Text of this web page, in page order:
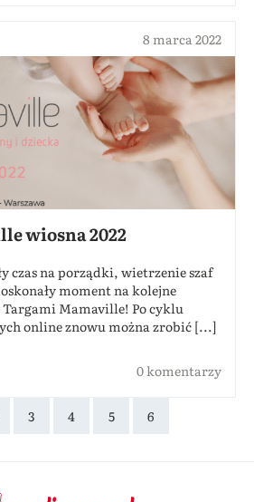
8 marca 2022
wiosna 2022
czas na porządki, wietrzenie szaf
moment na kolejne
Mamaville! Po cyklu
online znowu można zrobić [...]
0 komentarzy
3 4 5 6